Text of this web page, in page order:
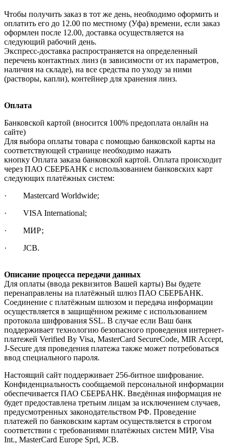
Чтобы получить заказ в тот же день, необходимо оформить и
оплатить его до 12.00 по местному (Уфа) времени, если заказ
оформлен после 12.00, доставка осуществляется на
следующий рабочий день.
Экспресс-доставка распространяется на определенный
перечень контактных линз (в зависимости от их параметров,
наличия на складе), на все средства по уходу за ними
(растворы, капли), контейнер для хранения линз.
Оплата
Банковской картой (вносится 100% предоплата онлайн на
сайте)
Для выбора оплаты товара с помощью банковской карты на
соответствующей странице необходимо нажать
кнопку Оплата заказа банковской картой. Оплата происходит
через ПАО СБЕРБАНК с использованием банковских карт
следующих платёжных систем:
· Mastercard Worldwide;
· VISA International;
· МИР;
· JCB.
Описание процесса передачи данных
Для оплаты (ввода реквизитов Вашей карты) Вы будете
перенаправлены на платёжный шлюз ПАО СБЕРБАНК.
Соединение с платёжным шлюзом и передача информации
осуществляется в защищённом режиме с использованием
протокола шифрования SSL. В случае если Ваш банк
поддерживает технологию безопасного проведения интернет-
платежей Verified By Visa, MasterCard SecureCode, MIR Accept,
J-Secure для проведения платежа также может потребоваться
ввод специального пароля.
Настоящий сайт поддерживает 256-битное шифрование.
Конфиденциальность сообщаемой персональной информации
обеспечивается ПАО СБЕРБАНК. Введённая информация не
будет предоставлена третьим лицам за исключением случаев,
предусмотренных законодательством РФ. Проведение
платежей по банковским картам осуществляется в строгом
соответствии с требованиями платёжных систем МИР, Visa
Int., MasterCard Europe Sprl, JCB.